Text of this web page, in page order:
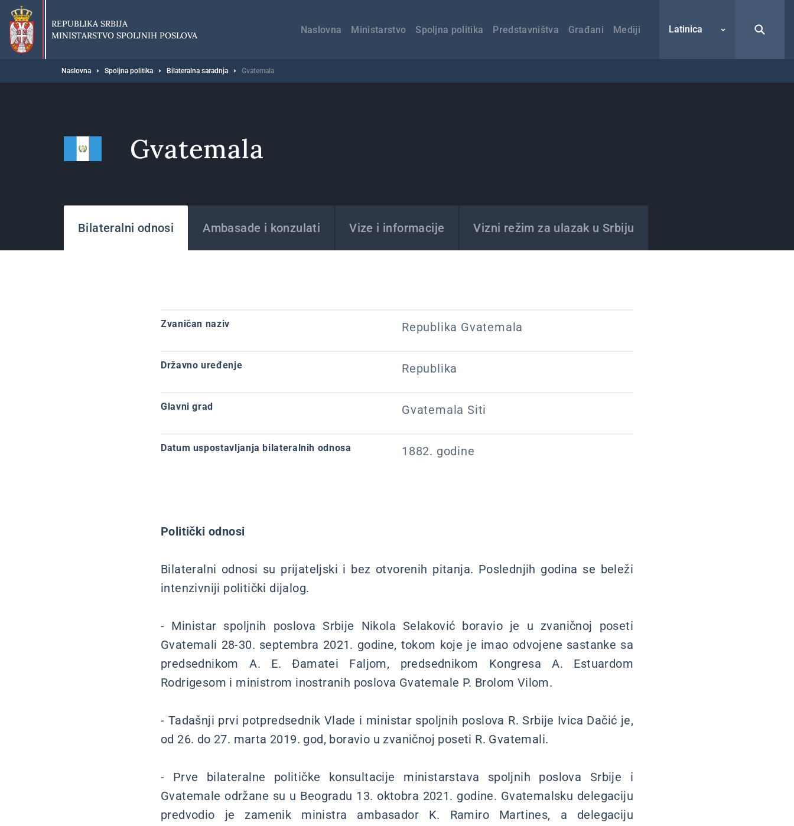
Preskoči
glavni
deo
sadržaja
REPUBLIKA SRBIJA
MINISTARSTVO SPOLJNIH POSLOVA
навигација
Naslovna Ministarstvo Spoljna politika Predstavništva Građani Mediji Latinica
Breadcrumb
Naslovna Spoljna politika Bilateralna saradnja Gvatemala
Gvatemala
Bilateralni odnosi Ambasade i konzulati Vize i informacije Vizni režim za ulazak u Srbiju
Zvaničan naziv Republika Gvatemala
Državno uređenje Republika
Glavni grad Gvatemala Siti
Datum uspostavljanja bilateralnih odnosa 1882. godine
Politički odnosi
Bilateralni odnosi su prijateljski i bez otvorenih pitanja. Poslednjih godina se beleži
intenzivniji politički dijalog.
- Ministar spoljnih poslova Srbije Nikola Selaković boravio je u zvaničnoj poseti
Gvatemali 28-30. septembra 2021. godine, tokom koje je imao odvojene sastanke sa
predsednikom A. E. Đamatei Faljom, predsednikom Kongresa A. Estuardom
Rodrigesom i ministrom inostranih poslova Gvatemale P. Brolom Vilom.
- Tadašnji prvi potpredsednik Vlade i ministar spoljnih poslova R. Srbije Ivica Dačić je,
od 26. do 27. marta 2019. god, boravio u zvaničnoj poseti R. Gvatemali.
- Prve bilateralne političke konsultacije ministarstava spoljnih poslova Srbije i
Gvatemale održane su u Beogradu 13. oktobra 2021. godine. Gvatemalsku delegaciju
predvodio je zamenik ministra ambasador K. Ramiro Martines, a delegaciju